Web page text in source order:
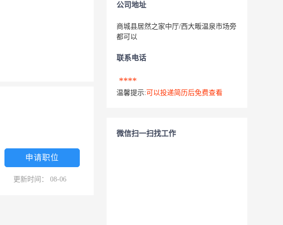
申请职位
更新时间： 08-06
公司地址
商城县居然之家中厅/西大畈温泉市场旁
都可以
联系电话
****
温馨提示: 可以投递简历后免费查看
微信扫一扫找工作